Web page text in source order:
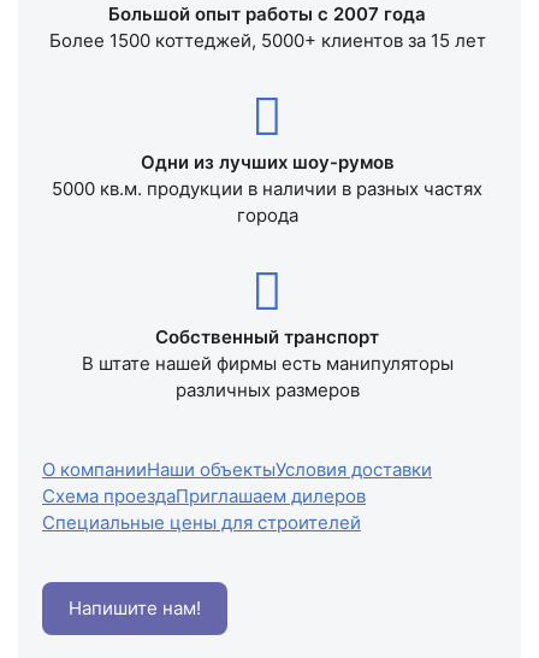
Большой опыт работы с 2007 года
Более 1500 коттеджей, 5000+ клиентов за 15 лет
Одни из лучших шоу-румов
5000 кв.м. продукции в наличии в разных частях
города
Собственный транспорт
В штате нашей фирмы есть манипуляторы
различных размеров
О компанииНаши объектыУсловия доставки
Схема проездаПриглашаем дилеров
Специальные цены для строителей
Напишите нам!